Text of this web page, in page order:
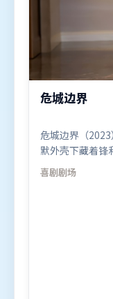
危城边界
危城边界（
默外壳下藏着锋
存。叙事线索多
执导，章子怡、
喜剧剧场